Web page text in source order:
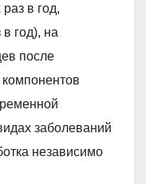
в год,
год), на
после
заболеваний
независимо